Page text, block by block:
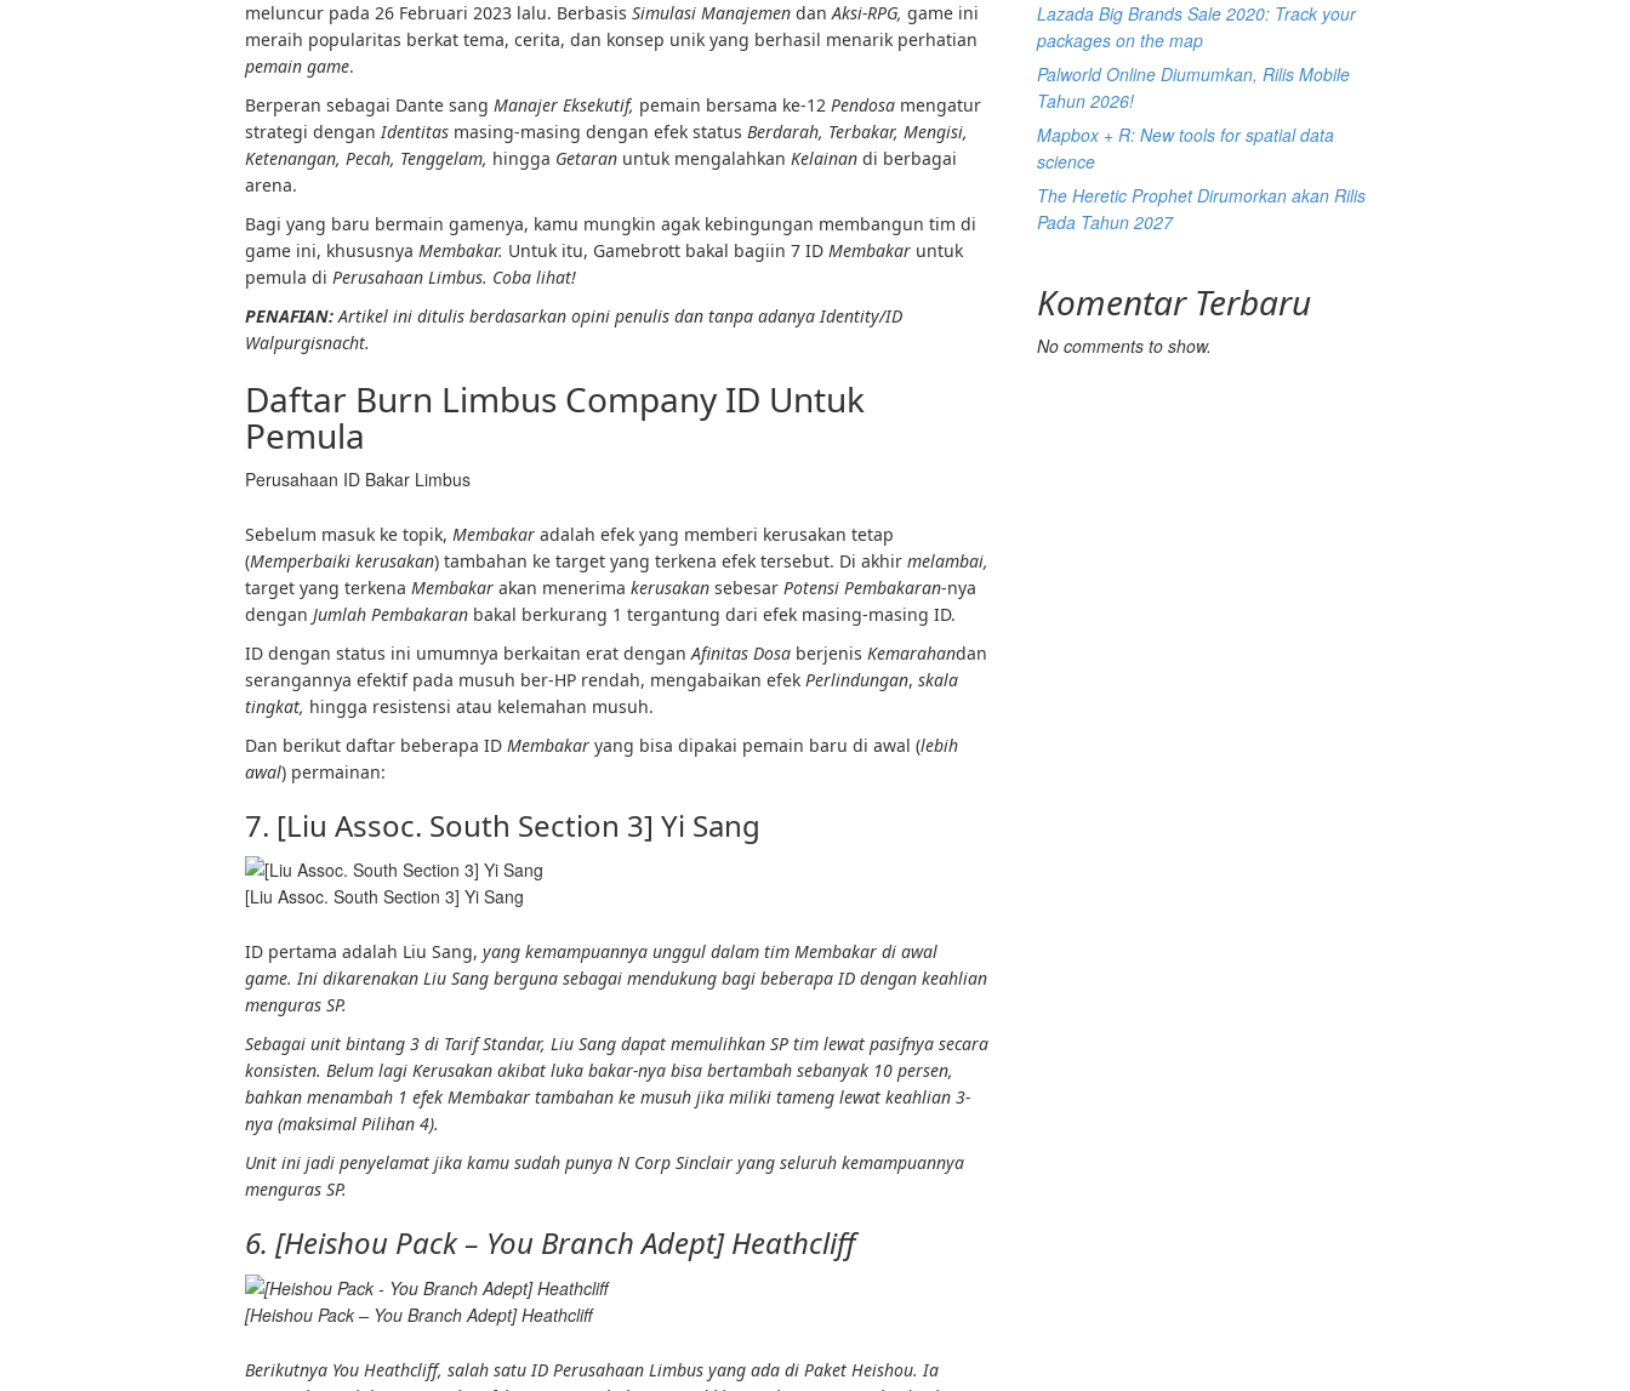
meluncur pada 26 Februari 2023 lalu. Berbasis Simulasi Manajemen danAksi-RPG, game ini
meraih popularitas berkat tema, cerita, dan konsep unik yang berhasil menarik perhatian
pemain game.
Berperan sebagai Dante sang Manajer Eksekutif, pemain bersama ke-12 Pendosa mengatur
strategi denganIdentitas masing-masing dengan efek status Berdarah, Terbakar, Mengisi,
Ketenangan, Pecah, Tenggelam, hingga Getaran untuk mengalahkan Kelainan di berbagai
arena.
Bagi yang baru bermain gamenya, kamu mungkin agak kebingungan membangun tim di
game ini, khususnya Membakar. Untuk itu, Gamebrott bakal bagiin 7 ID Membakar untuk
pemula di Perusahaan Limbus. Coba lihat!
PENAFIAN:Artikel ini ditulis berdasarkan opini penulis dan tanpa adanya Identity/ID
Walpurgisnacht.
Daftar Burn Limbus Company ID Untuk
Pemula
Perusahaan ID Bakar Limbus
Sebelum masuk ke topik, Membakar adalah efek yang memberi kerusakan tetap
(Memperbaiki kerusakan) tambahan ke target yang terkena efek tersebut. Di akhir melambai,
target yang terkena Membakar akan menerima kerusakan sebesar Potensi Pembakaran-nya
dengan Jumlah Pembakaran bakal berkurang 1 tergantung dari efek masing-masing ID.
ID dengan status ini umumnya berkaitan erat denganAfinitas Dosa berjenis Kemarahandan
serangannya efektif pada musuh ber-HP rendah, mengabaikan efek Perlindungan, skala
tingkat, hingga resistensi atau kelemahan musuh.
Dan berikut daftar beberapa ID Membakar yang bisa dipakai pemain baru di awal (lebih
awal) permainan:
7. [Liu Assoc. South Section 3] Yi Sang
[Liu Assoc. South Section 3] Yi Sang
ID pertama adalah Liu Sang, yang kemampuannya unggul dalam tim Membakar di awal
game. Ini dikarenakan Liu Sang berguna sebagai mendukung bagi beberapa ID dengan keahlian
menguras SP.
Sebagai unit bintang 3 di Tarif Standar, Liu Sang dapat memulihkan SP tim lewat pasifnya secara
konsisten. Belum lagi Kerusakan akibat luka bakar-nya bisa bertambah sebanyak 10 persen,
bahkan menambah 1 efek Membakar tambahan ke musuh jika miliki tameng lewat keahlian 3-
nya (maksimal Pilihan 4).
Unit ini jadi penyelamat jika kamu sudah punya N Corp Sinclair yang seluruh kemampuannya
menguras SP.
6. [Heishou Pack – You Branch Adept] Heathcliff
[Heishou Pack – You Branch Adept] Heathcliff
Berikutnya You Heathcliff, salah satu ID Perusahaan Limbus yang ada di Paket Heishou. Ia
Lazada Big Brands Sale 2020: Track your
packages on the map
Palworld Online Diumumkan, Rilis Mobile
Tahun 2026!
Mapbox + R: New tools for spatial data
science
The Heretic Prophet Dirumorkan akan Rilis
Pada Tahun 2027
Komentar Terbaru
No comments to show.